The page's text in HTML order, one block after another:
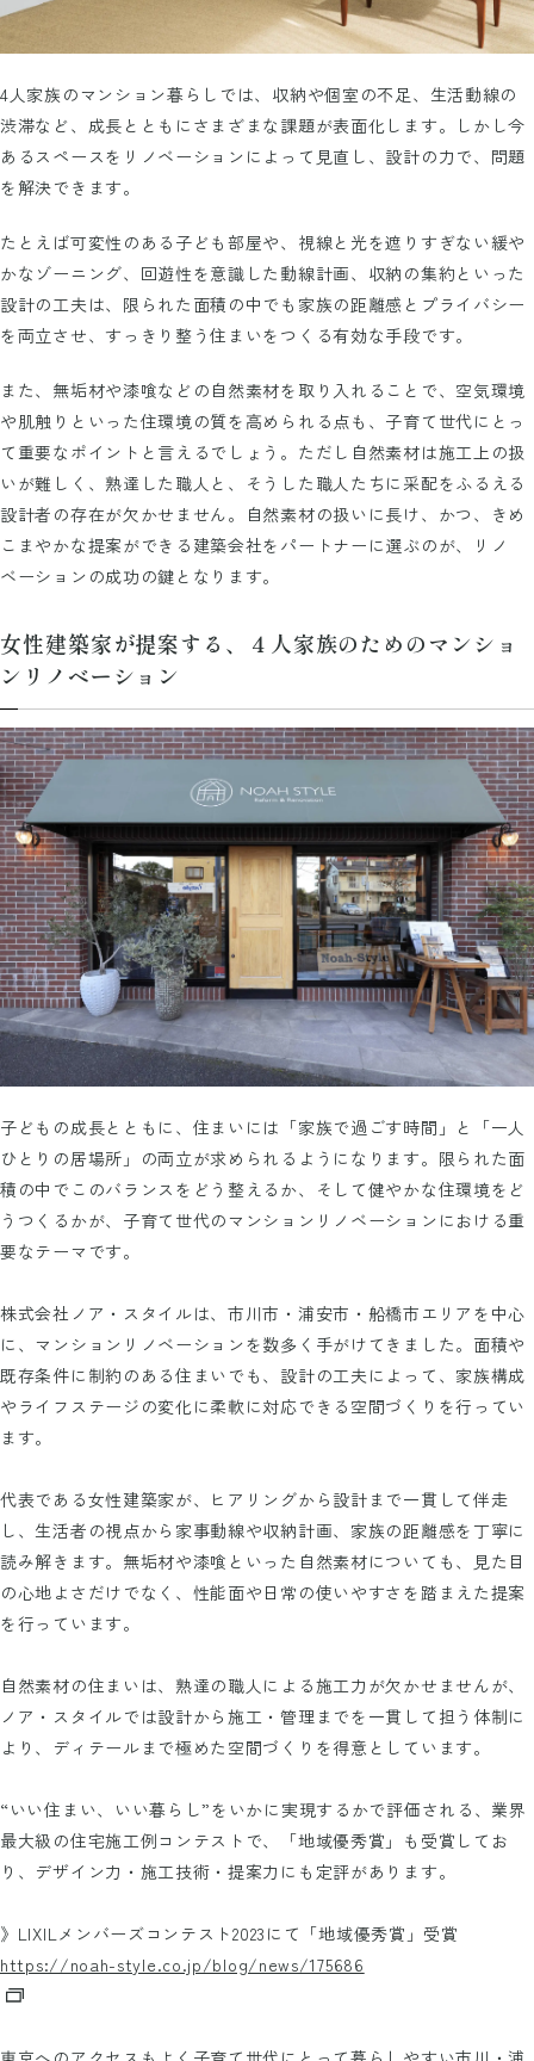
4人家族のマンション暮らしでは、収納や個室の不足、生活動線の
渋滞など、成長とともにさまざまな課題が表面化します。しかし今
あるスペースをリノベーションによって見直し、設計の力で、問題
を解決できます。
たとえば可変性のある子ども部屋や、視線と光を遮りすぎない緩や
かなゾーニング、回遊性を意識した動線計画、収納の集約といった
設計の工夫は、限られた面積の中でも家族の距離感とプライバシー
を両立させ、すっきり整う住まいをつくる有効な手段です。
また、無垢材や漆喰などの自然素材を取り入れることで、空気環境
や肌触りといった住環境の質を高められる点も、子育て世代にとっ
て重要なポイントと言えるでしょう。ただし自然素材は施工上の扱
いが難しく、熟達した職人と、そうした職人たちに采配をふるえる
設計者の存在が欠かせません。自然素材の扱いに長け、かつ、きめ
こまやかな提案ができる建築会社をパートナーに選ぶのが、リノ
ベーションの成功の鍵となります。
女性建築家が提案する、４人家族のためのマンショ
ンリノベーション
子どもの成長とともに、住まいには「家族で過ごす時間」と「一人
ひとりの居場所」の両立が求められるようになります。限られた面
積の中でこのバランスをどう整えるか、そして健やかな住環境をど
うつくるかが、子育て世代のマンションリノベーションにおける重
要なテーマです。
株式会社ノア・スタイルは、市川市・浦安市・船橋市エリアを中心
に、マンションリノベーションを数多く手がけてきました。面積や
既存条件に制約のある住まいでも、設計の工夫によって、家族構成
やライフステージの変化に柔軟に対応できる空間づくりを行ってい
ます。
代表である女性建築家が、ヒアリングから設計まで一貫して伴走
し、生活者の視点から家事動線や収納計画、家族の距離感を丁寧に
読み解きます。無垢材や漆喰といった自然素材についても、見た目
の心地よさだけでなく、性能面や日常の使いやすさを踏まえた提案
を行っています。
自然素材の住まいは、熟達の職人による施工力が欠かせませんが、
ノア・スタイルでは設計から施工・管理までを一貫して担う体制に
より、ディテールまで極めた空間づくりを得意としています。
“いい住まい、いい暮らし”をいかに実現するかで評価される、業界
最大級の住宅施工例コンテストで、「地域優秀賞」も受賞してお
り、デザイン力・施工技術・提案力にも定評があります。
》LIXILメンバーズコンテスト2023にて「地域優秀賞」受賞
https://noah-style.co.jp/blog/news/175686